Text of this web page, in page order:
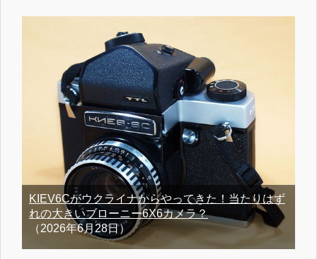
KIEV6Cがウクライナからやってきた！当たりはず
れの大きいブローニー6X6カメラ？
（2026年6月28日）